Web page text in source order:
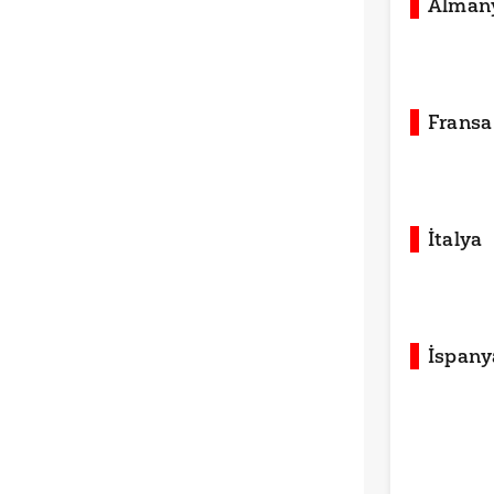
Fransa
İtalya